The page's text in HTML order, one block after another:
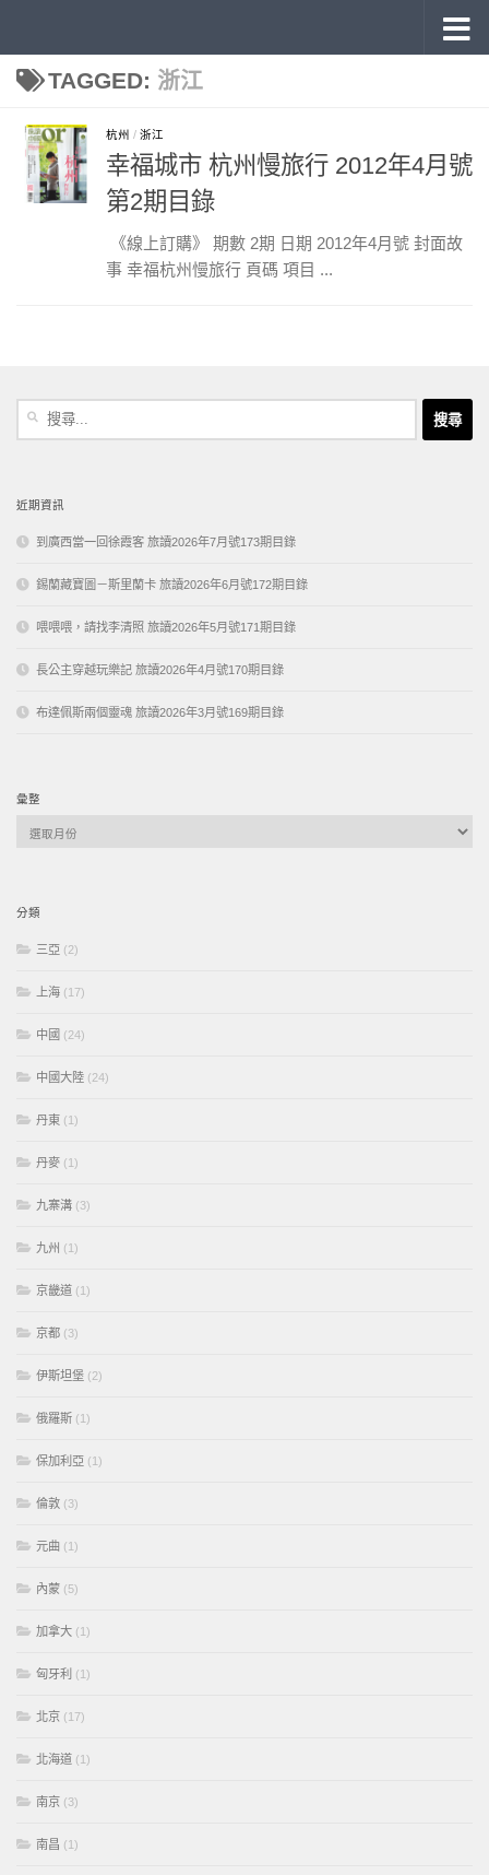
TAGGED: 浙江
杭州 / 浙江
幸福城市 杭州慢旅行 2012年4月號
第2期目錄
《線上訂購》 期數 2期 日期 2012年4月號 封面故
事 幸福杭州慢旅行 頁碼 項目 ...
近期資訊
到廣西當一回徐霞客 旅讀2026年7月號173期目錄
錫蘭藏寶圖－斯里蘭卡 旅讀2026年6月號172期目錄
喂喂喂，請找李清照 旅讀2026年5月號171期目錄
長公主穿越玩樂記 旅讀2026年4月號170期目錄
布達佩斯兩個靈魂 旅讀2026年3月號169期目錄
彙整
分類
三亞 (2)
上海 (17)
中國 (24)
中國大陸 (24)
丹東 (1)
丹麥 (1)
九寨溝 (3)
九州 (1)
京畿道 (1)
京都 (3)
伊斯坦堡 (2)
俄羅斯 (1)
保加利亞 (1)
倫敦 (3)
元曲 (1)
內蒙 (5)
加拿大 (1)
匈牙利 (1)
北京 (17)
北海道 (1)
南京 (3)
南昌 (1)